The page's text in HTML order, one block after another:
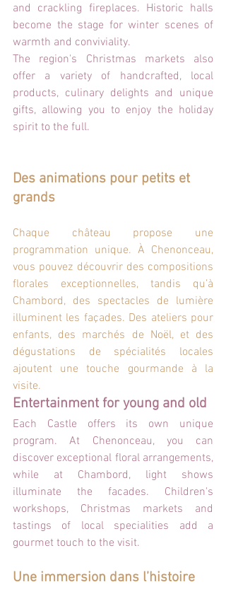
and crackling fireplaces. Historic halls
become the stage for winter scenes of
warmth and conviviality.
The region's Christmas markets also
offer a variety of handcrafted, local
products, culinary delights and unique
gifts, allowing you to enjoy the holiday
spirit to the full.
Des animations pour petits et
grands
Chaque château propose une
programmation unique. À Chenonceau,
vous pouvez découvrir des compositions
florales exceptionnelles, tandis qu’à
Chambord, des spectacles de lumière
illuminent les façades. Des ateliers pour
enfants, des marchés de Noël, et des
dégustations de spécialités locales
ajoutent une touche gourmande à la
visite.
Entertainment for young and old
Each Castle offers its own unique
program. At Chenonceau, you can
discover exceptional floral arrangements,
while at Chambord, light shows
illuminate the facades. Children's
workshops, Christmas markets and
tastings of local specialities add a
gourmet touch to the visit.
Une immersion dans l’histoire